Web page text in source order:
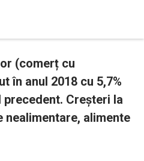
(comerț cu
în anul 2018 cu 5,7%
Creșteri la
nealimentare, alimente